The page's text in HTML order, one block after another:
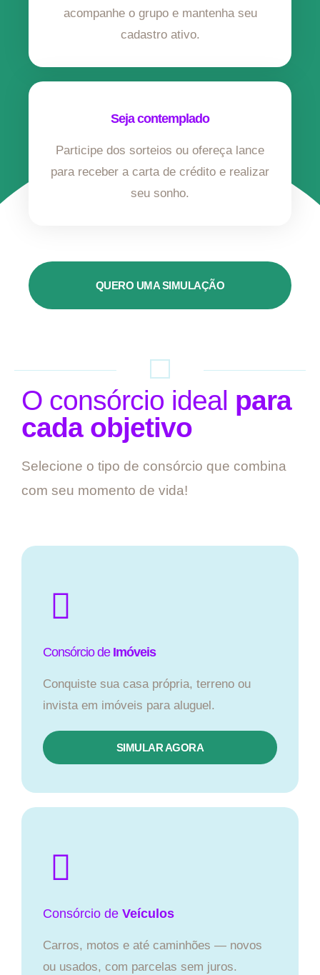
acompanhe o grupo e mantenha seu
cadastro ativo.
Seja contemplado
Participe dos sorteios ou ofereça lance
para receber a carta de crédito e realizar
seu sonho.
QUERO UMA SIMULAÇÃO
O consórcio ideal para
cada objetivo
Selecione o tipo de consórcio que combina
com seu momento de vida!
Consórcio de Imóveis
Conquiste sua casa própria, terreno ou
invista em imóveis para aluguel.
SIMULAR AGORA​
Consórcio de Veículos
Carros, motos e até caminhões — novos
ou usados, com parcelas sem juros.